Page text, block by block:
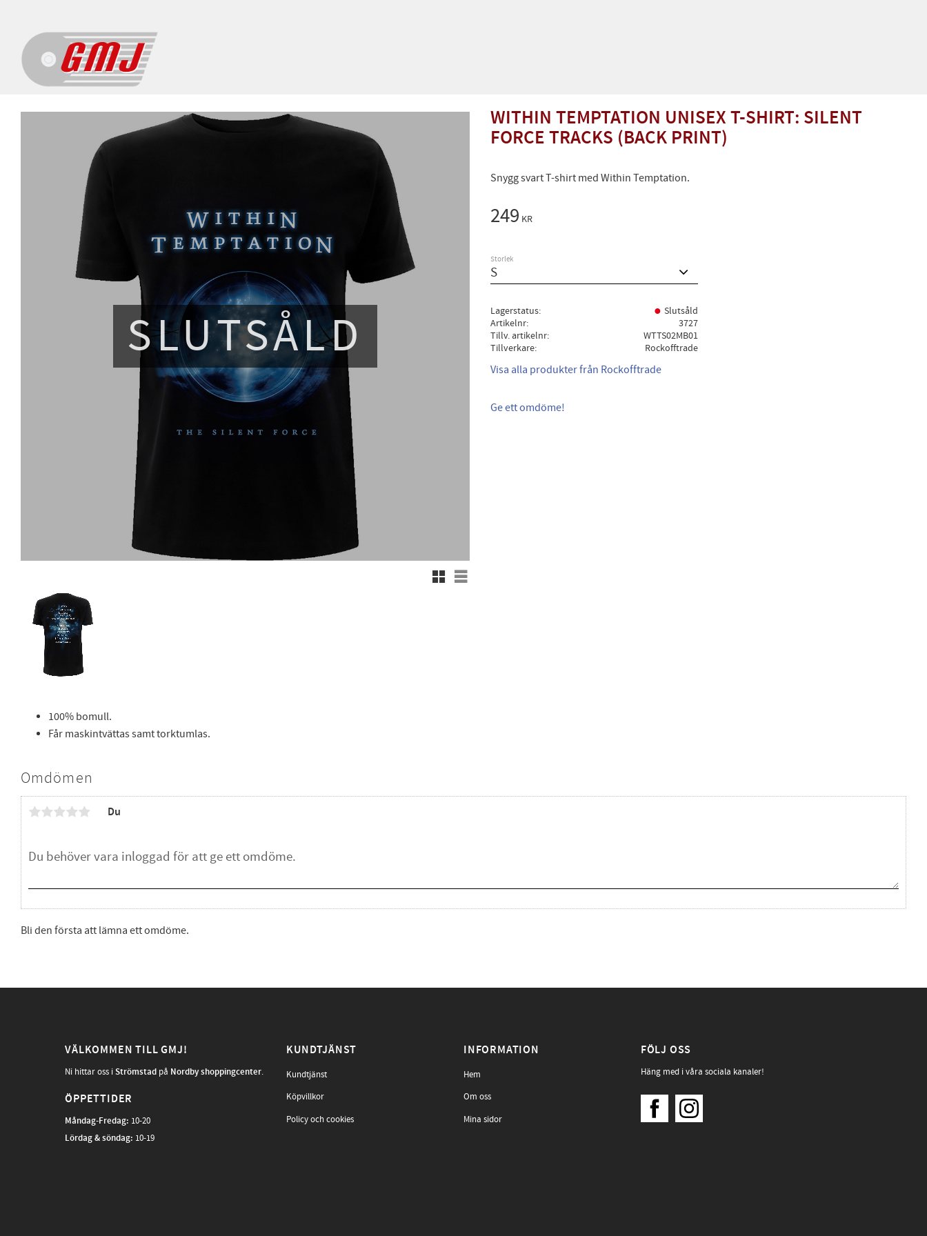
WITHIN TEMPTATION UNISEX T-SHIRT: SILENT
FORCE TRACKS (BACK PRINT)
Snygg svart T-shirt med Within Temptation.
SLUTSÅLD
Rutnätsvy
Listvy
249 KR
Storlek
Lagerstatus
Slutsåld
Artikelnr
3727
Tillv. artikelnr
WTTS02MB01
Tillverkare
Rockofftrade
Visa alla produkter från Rockofftrade
Ge ett omdöme!
100% bomull.
Får maskintvättas samt torktumlas.
Omdömen
Du
Bli den första att lämna ett omdöme.
VÄLKOMMEN TILL GMJ!
Ni hittar oss iStrömstad på Nordby shoppingcenter.
ÖPPETTIDER
Måndag-Fredag: 10-20
Lördag & söndag: 10-19
KUNDTJÄNST
Kundtjänst
Köpvillkor
Policy och cookies
INFORMATION
Hem
Om oss
Mina sidor
FÖLJ OSS
Häng med i våra sociala kanaler!